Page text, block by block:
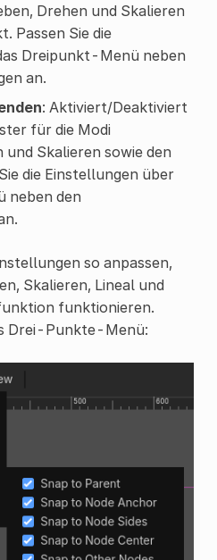
Drehen und Skalieren
Passen Sie die
Dreipunkt-Menü neben
an.
: Aktiviert/Deaktiviert
für die Modi
und Skalieren sowie den
die Einstellungen über
neben den
so anpassen,
Skalieren, Lineal und
funktionieren.
Drei-Punkte-Menü: